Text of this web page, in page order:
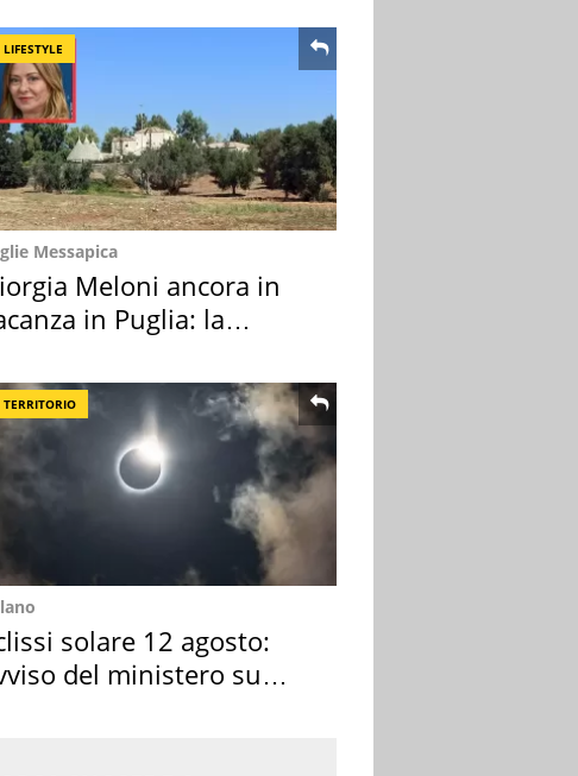
LIFESTYLE
Messapica
Meloni ancora in
in Puglia: la
TERRITORIO
solare 12 agosto:
del ministero su